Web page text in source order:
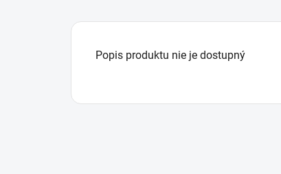
Popis produktu nie je dostupný